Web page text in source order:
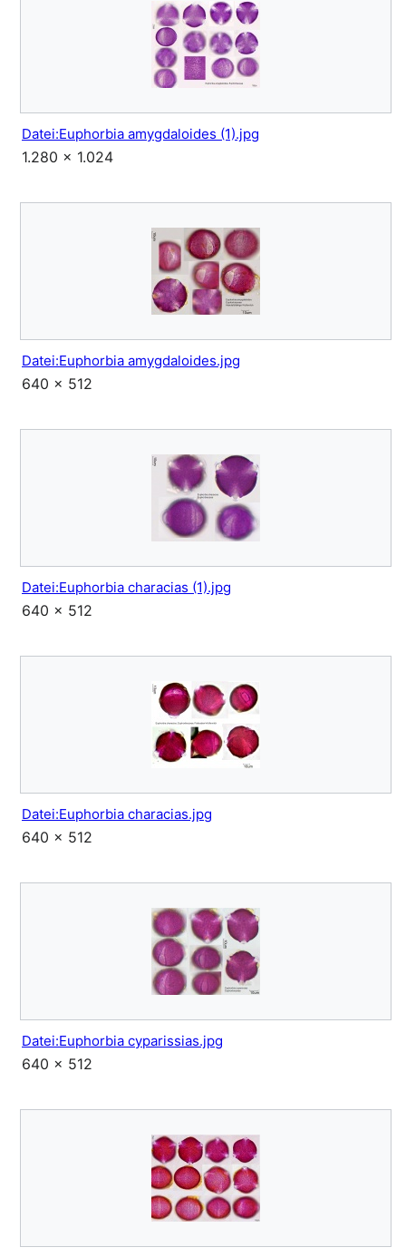
Datei:Euphorbia amygdaloides (1).jpg
1.280 × 1.024
Datei:Euphorbia amygdaloides.jpg
640 × 512
Datei:Euphorbia characias (1).jpg
640 × 512
Datei:Euphorbia characias.jpg
640 × 512
Datei:Euphorbia cyparissias.jpg
640 × 512